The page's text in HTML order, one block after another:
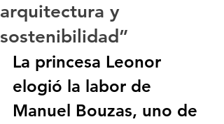
arquitectura y
sostenibilidad”
La princesa Leonor
elogió la labor de
Manuel Bouzas, uno de